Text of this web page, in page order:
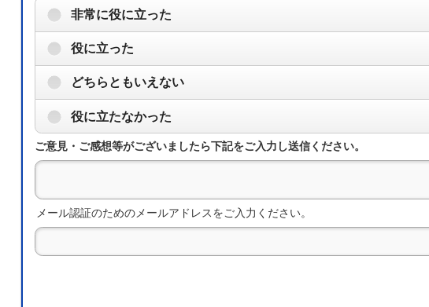
非常に役に立った
役に立った
どちらともいえない
役に立たなかった
ご意見・ご感想等がございましたら下記をご入力し送信ください。
メール認証のためのメールアドレスをご入力ください。